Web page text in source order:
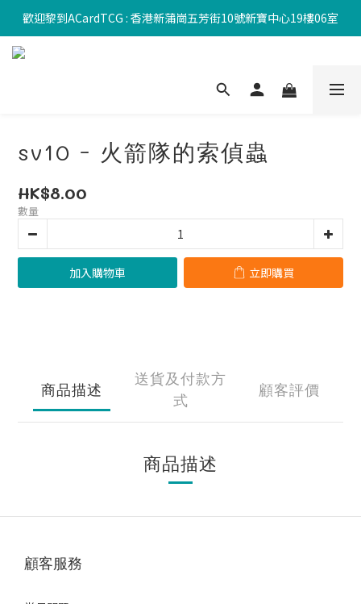
歡迎黎到ACardTCG : 香港新蒲崗五芳街10號新寶中心19樓06室
sv10 - 火箭隊的索偵蟲
HK$8.00
數量
加入購物車 立即購買
商品描述
送貨及付款方
式
顧客評價
商品描述
顧客服務